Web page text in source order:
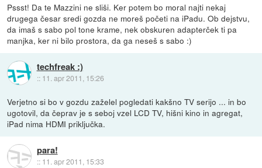
Pssst! Da te Mazzini ne sliši. Ker potem bo moral najti nekaj
drugega česar sredi gozda ne moreš početi na iPadu. Ob dejstvu,
da imaš s sabo pol tone krame, nek obskuren adapterček ti pa
manjka, ker ni bilo prostora, da ga neseš s sabo :)
techfreak :)
:: 11. apr 2011, 15:26
Verjetno si bo v gozdu zaželel pogledati kakšno TV serijo ... in bo
ugotovil, da čeprav je s seboj vzel LCD TV, hišni kino in agregat,
iPad nima HDMI priključka.
para!
:: 11. apr 2011, 15:33